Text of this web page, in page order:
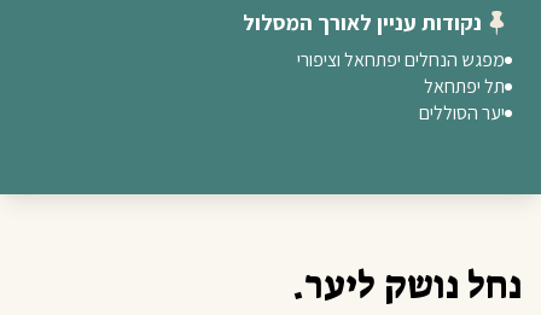
נקודות עניין לאורך המסלול
מפגש הנחלים יפתחאל וציפורי
תל יפתחאל
יער הסוללים
נחל נושק ליער.